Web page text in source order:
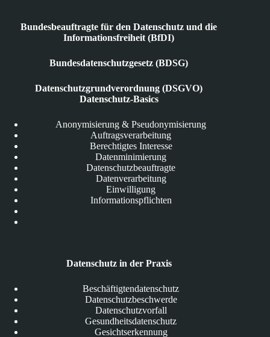
Bundesbeauftragte für den Datenschutz und die
Informationsfreiheit (BfDI)
Bundesdatenschutzgesetz (BDSG)
Datenschutzgrundverordnung (DSGVO)
Datenschutz-Basics
Anonymisierung & Pseudonymisierung
Auftragsverarbeitung
Berechtigtes Interesse
Datenminimierung
Datenschutzbeauftragte
Datenverarbeitung
Einwilligung
Informationspflichten
Datenschutz in der Praxis
Beschäftigtendatenschutz
Datenschutzbeschwerde
Datenschutzvorfall
Gesundheitsdatenschutz
Gesichtserkennung